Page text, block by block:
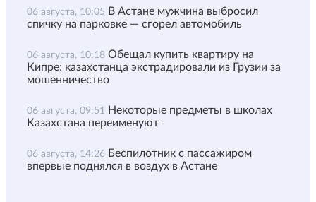
06 августа, 10:05 В Астане мужчина выбросил
спичку на парковке — сгорел автомобиль
06 августа, 10:18 Обещал купить квартиру на
Кипре: казахстанца экстрадировали из Грузии за
мошенничество
06 августа, 09:51 Некоторые предметы в школах
Казахстана переименуют
06 августа, 14:26 Беспилотник с пассажиром
впервые поднялся в воздух в Астане